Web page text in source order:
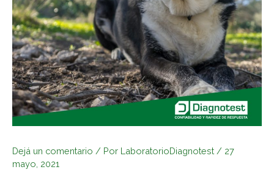
Dejá un comentario / Por LaboratorioDiagnotest / 27
mayo, 2021